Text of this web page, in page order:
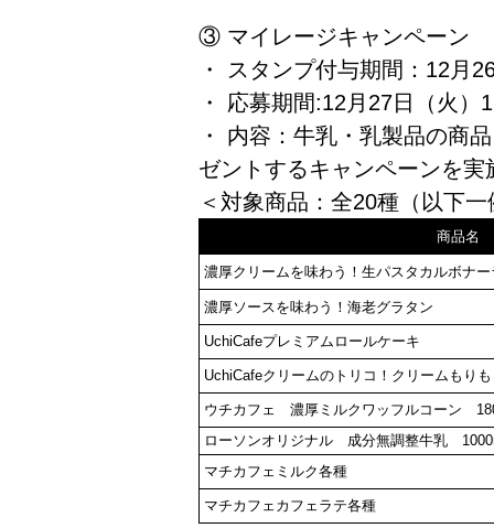
③ マイレージキャンペーン
・ スタンプ付与期間：12月
・ 応募期間:12月27日（火
・ 内容：牛乳・乳製品の商
ゼントするキャンペーンを実
＜対象商品：全20種（以下一
商品名
濃厚クリームを味わう！生パスタカルボナ
濃厚ソースを味わう！海老グラタン
UchiCafeプレミアムロールケーキ
UchiCafeクリームのトリコ！クリームもり
ウチカフェ 濃厚ミルクワッフルコーン
ローソンオリジナル 成分無調整牛乳
マチカフェミルク各種
マチカフェカフェラテ各種